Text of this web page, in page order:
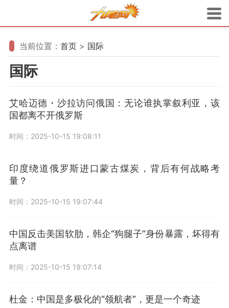
当前位置： 首页 > 国际
国际
艾哈迈德・沙拉访问俄国：无论谁执掌叙利亚，该
国都离不开俄罗斯
时间：2025-10-15 19:08:11
印度绕道俄罗斯进口蒙古煤炭，背后有何战略考
量？
时间：2025-10-15 19:07:44
中国反击美国软肋，韩企“狗腿子”身份暴露，坏得有
点离谱
时间：2025-10-15 19:07:14
杜金：中国是多极化的“领航者”，更是一个奇迹